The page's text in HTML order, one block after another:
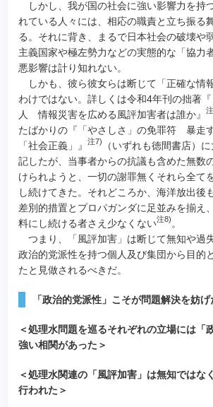
しかし、我が国の社会に強い影響力を持
れている人々には、相応の職責と立ち振る
る。それに背き、まるで日本社会の破壊や
主義国家や極左勢力などの実態的な「協力
悪影響は計り知れない。
しかも、彼ら彼女らは断じて「正確な情
わけではない。詳しくは令和4年刊の拙著
人 情報災害を広める風評加害者は誰か』
たばかりの『「やさしさ」の免罪符 暴走
「社会正義」』
注7)
（いずれも徳間書店）
記したが、当事者からの抗議も含めた無数
けられようと、一切の謝罪無くそれら全て
し続けてきた。それどころか、海洋放出後
差別的措置とプロパガンダに足並みを揃え
料にし続ける者さえ少なくない注8) 。
つまり、「風評加害」は断じて無知や過
政治的党派性を持つ個人及び集団から目的
たと見做されるべきだ。
「政治的党派性」こそが問題解決を妨
＜処理水問題を巡るそれぞれの立場には「
強い相関があった＞
＜処理水関連の「風評加害」は無知ではな
行われた＞